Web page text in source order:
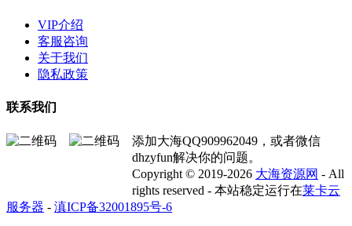
VIP介绍
客服咨询
关于我们
隐私政策
联系我们
添加大海QQ909962049，或者微信
dhzyfun解决你的问题。
Copyright © 2019-2026 大海资源网 - All
rights reserved - 本站稳定运行在莱卡云
服务器 - 滇ICP备32001895号-6